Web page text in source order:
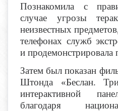
Познакомила с
случае угрозы
неизвестных
телефонах служб
и продемонстрировала
Затем был показан
Штонда «Беслан.
интерактивной
благодаря